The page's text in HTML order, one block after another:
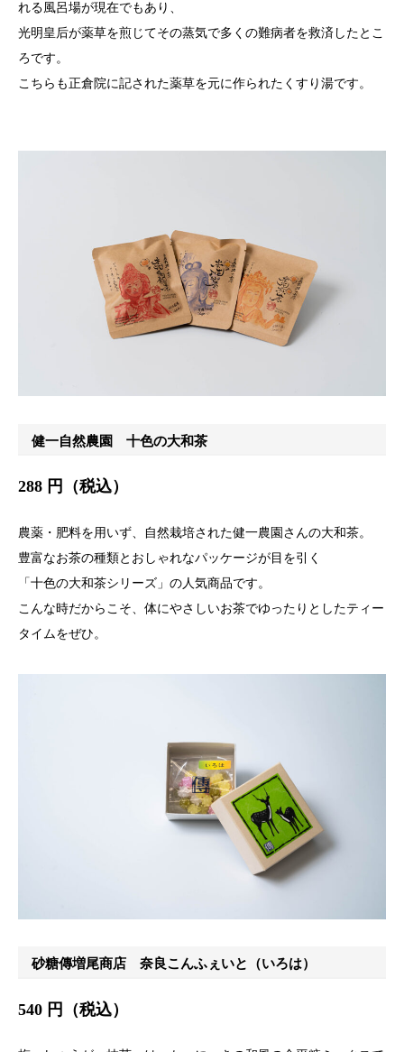
れる風呂場が現在でもあり、
光明皇后が薬草を煎じてその蒸気で多くの難病者を救済したとこ
ろです。
こちらも正倉院に記された薬草を元に作られたくすり湯です。
健一自然農園 十色の大和茶
288 円（税込）
農薬・肥料を用いず、自然栽培された健一農園さんの大和茶。
豊富なお茶の種類とおしゃれなパッケージが目を引く
「十色の大和茶シリーズ」の人気商品です。
こんな時だからこそ、体にやさしいお茶でゆったりとしたティー
タイムをぜひ。
砂糖傳増尾商店 奈良こんふぇいと（いろは）
540 円（税込）